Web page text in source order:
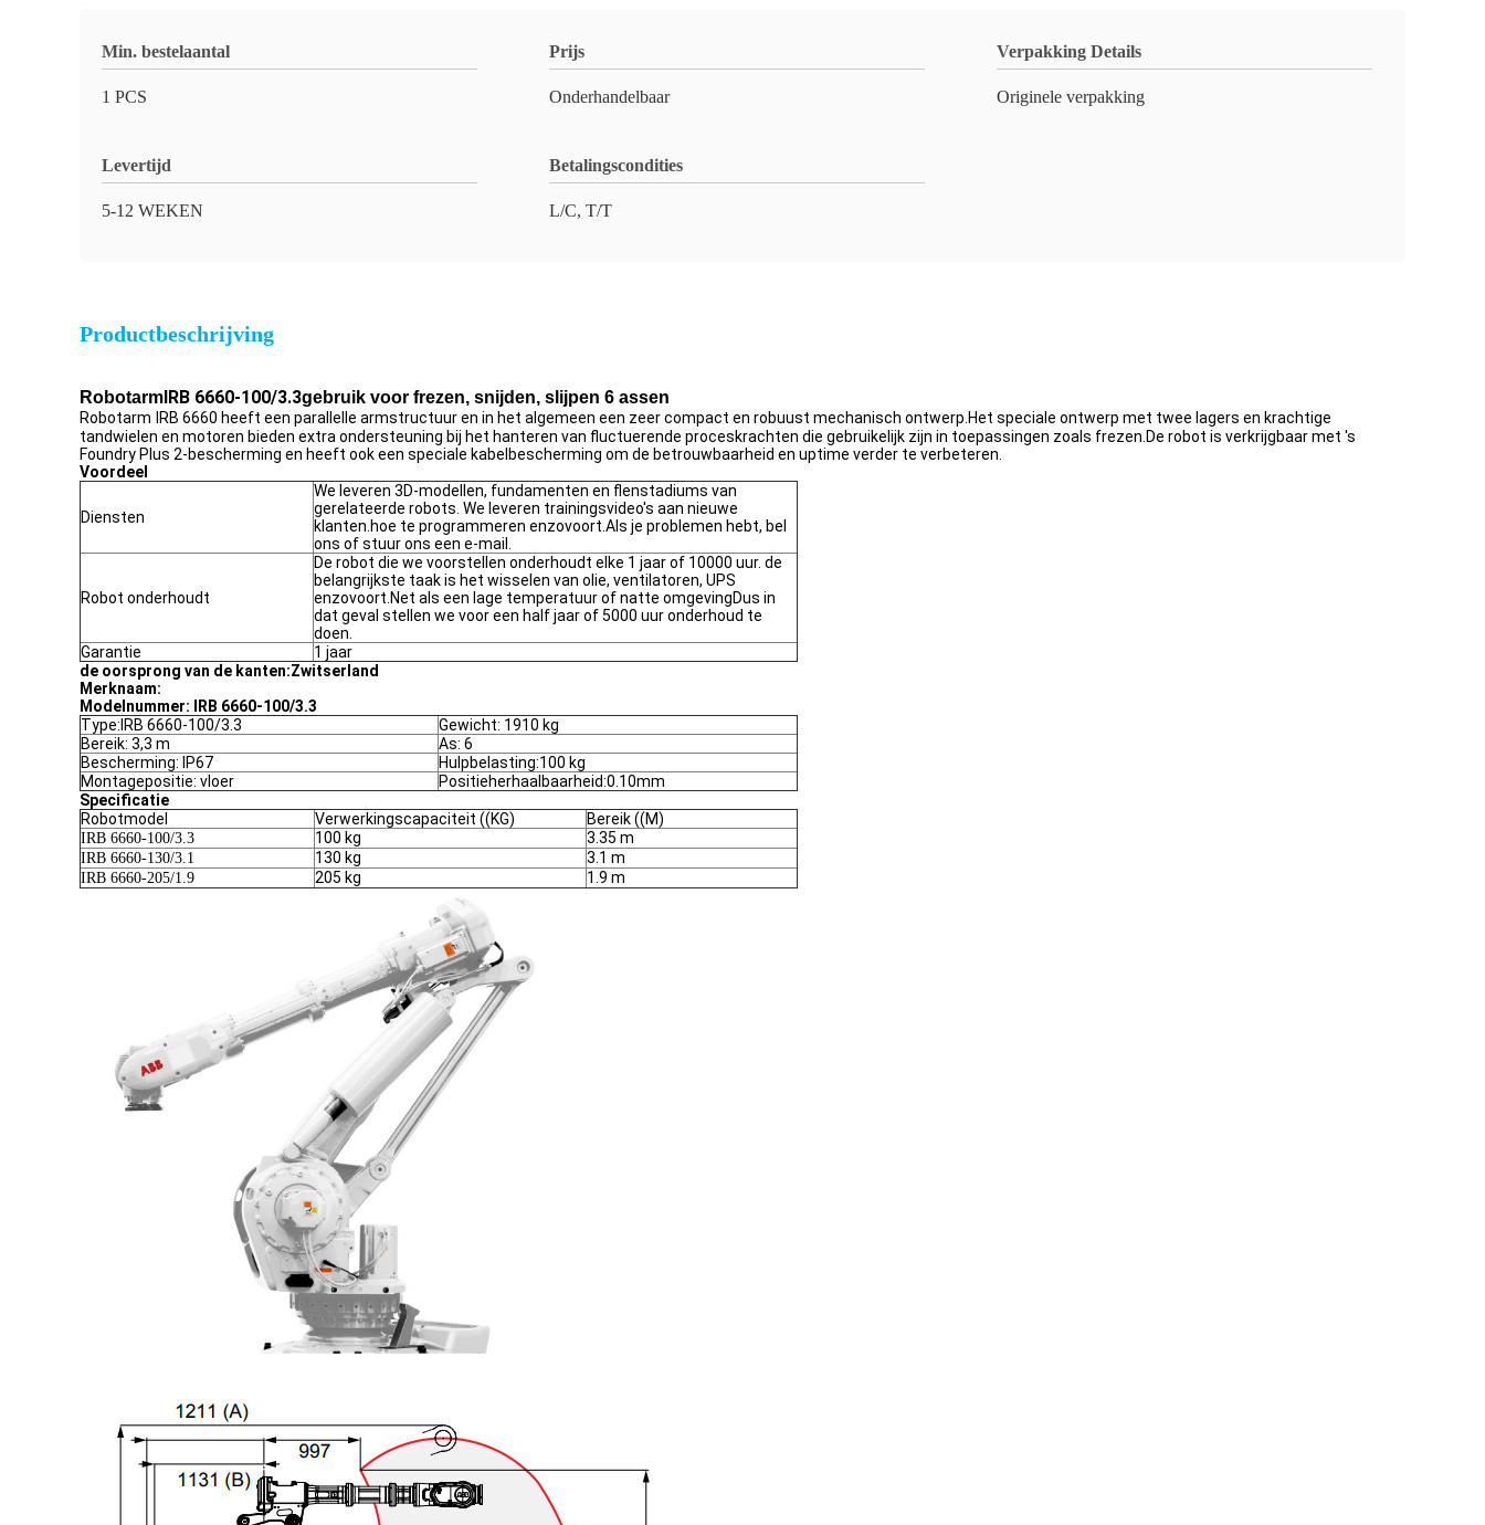
Min. bestelaantal
1 PCS
Prijs
Onderhandelbaar
Verpakking Details
Originele verpakking
Levertijd
5-12 WEKEN
Betalingscondities
L/C, T/T
Productbeschrijving
RobotarmIRB 6660-100/3.3gebruik voor frezen, snijden, slijpen 6 assen
Robotarm
IRB 6660 heeft een parallelle armstructuur en in het algemeen een zeer compact en robuust mechanisch ontwerp.Het speciale ontwerp met twee lagers en krachtige
tandwielen en motoren bieden extra ondersteuning bij het hanteren van fluctuerende proceskrachten die gebruikelijk zijn in toepassingen zoals frezen.De robot is verkrijgbaar met 's
Foundry Plus 2-bescherming en heeft ook een speciale kabelbescherming om de betrouwbaarheid en uptime verder te verbeteren.
Voordeel
Diensten
We leveren 3D-modellen, fundamenten en flenstadiums van
gerelateerde robots. We leveren trainingsvideo's aan nieuwe
klanten.hoe te programmeren enzovoort.Als je problemen hebt, bel
ons of stuur ons een e-mail.
Robot onderhoudt
De robot die we voorstellen onderhoudt elke 1 jaar of 10000 uur. de
belangrijkste taak is het wisselen van olie, ventilatoren, UPS
enzovoort.Net als een lage temperatuur of natte omgevingDus in
dat geval stellen we voor een half jaar of 5000 uur onderhoud te
doen.
Garantie
1 jaar
de oorsprong van de kanten:Zwitserland
Merknaam:
Modelnummer: IRB 6660-100/3.3
Type:IRB 6660-100/3.3
Gewicht: 1910 kg
Bereik: 3,3 m
As: 6
Bescherming: IP67
Hulpbelasting:100 kg
Montagepositie: vloer
Positieherhaalbaarheid:0.10mm
Specificatie
Robotmodel
Verwerkingscapaciteit ((KG) Bereik ((M)
IRB 6660-100/3.3 100 kg 3.35 m
IRB 6660-130/3.1 130 kg 3.1 m
IRB 6660-205/1.9 205 kg 1.9 m